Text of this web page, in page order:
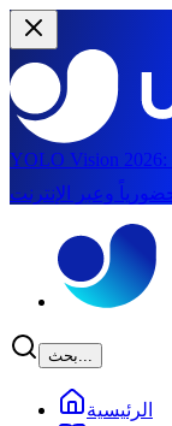
YOLO Vision 2026:
بحث...
الرئيسية